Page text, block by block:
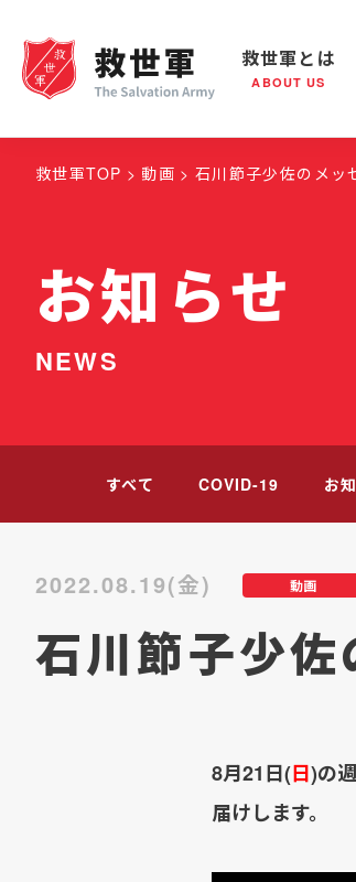
救世軍とは
ABOUT US
救世軍とは 世界が抱えている
救世軍
救世軍TOP 動画 石川節子少佐のメッ
お知らせ
NEWS
すべて COVID-19 お
動画
2022.08.19(金)
石川節子少
8月21日(日)の
届けします。